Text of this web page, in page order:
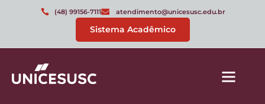
(48) 99156-7111 atendimento@unicesusc.edu.br
Sistema Acadêmico